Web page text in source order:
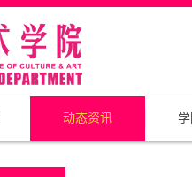
动态资讯